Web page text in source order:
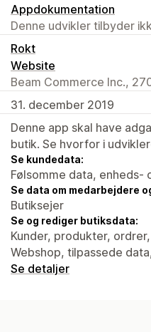
Appdokumentation
Denne udvikler tilbyder
Rokt
Website
Beam Commerce Inc.,
31. december 2019
Denne app skal have
butik. Se hvorfor i
Se kundedata:
Følsomme data, enheds-
Se data om medarbejdere
Butiksejer
Se og rediger butiksdata:
Kunder, produkter,
Webshop, tilpassede
Se detaljer